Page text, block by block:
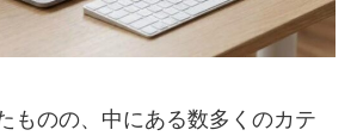
ものの、中にある数多くのカテ